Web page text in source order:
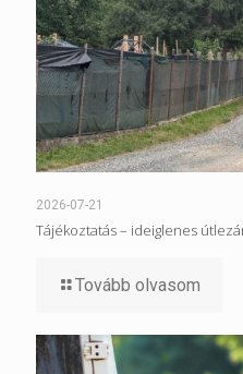
2026-07-21
Tájékoztatás – ideiglenes
Tovább olvasom